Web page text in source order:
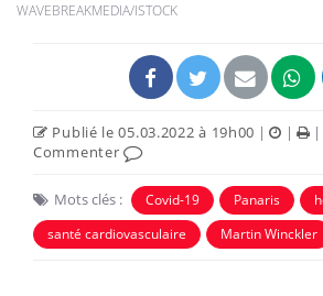
WAVEBREAKMEDIA/ISTOCK
Publié le 05.03.2022 à 19h00 | |
Commenter
Mots clés : Covid-19 Panaris
santé cardiovasculaire
Martin Winckler